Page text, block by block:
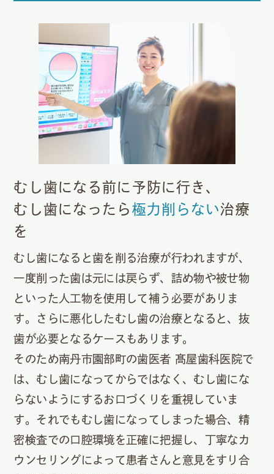
むし歯になる前に予防に行き、
むし歯になったら 極力削らない治療
を
むし歯になると歯を削る治療が行われますが、
一度削った歯は元には戻らず、詰め物や被せ物
といった人工物を使用して補う必要がありま
す。さらに悪化したむし歯の治療となると、抜
歯が必要となるケースもあります。
そのため南丹市園部町の歯医者 髙屋歯科医院で
は、むし歯になってからではなく、むし歯にな
らないようにするお口づくりを重視していま
す。それでもむし歯になってしまった場合、精
密検査での口腔環境を正確に把握し、丁寧なカ
ウンセリングによって患者さんと意見をすり合